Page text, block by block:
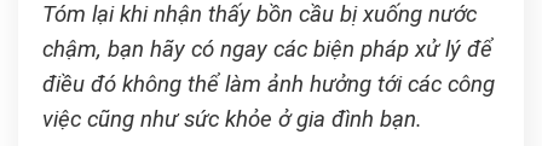
Tóm lại khi nhận thấy bồn cầu bị xuống nước
chậm, bạn hãy có ngay các biện pháp xử lý để
điều đó không thể làm ảnh hưởng tới các công
việc cũng như sức khỏe ở gia đình bạn.